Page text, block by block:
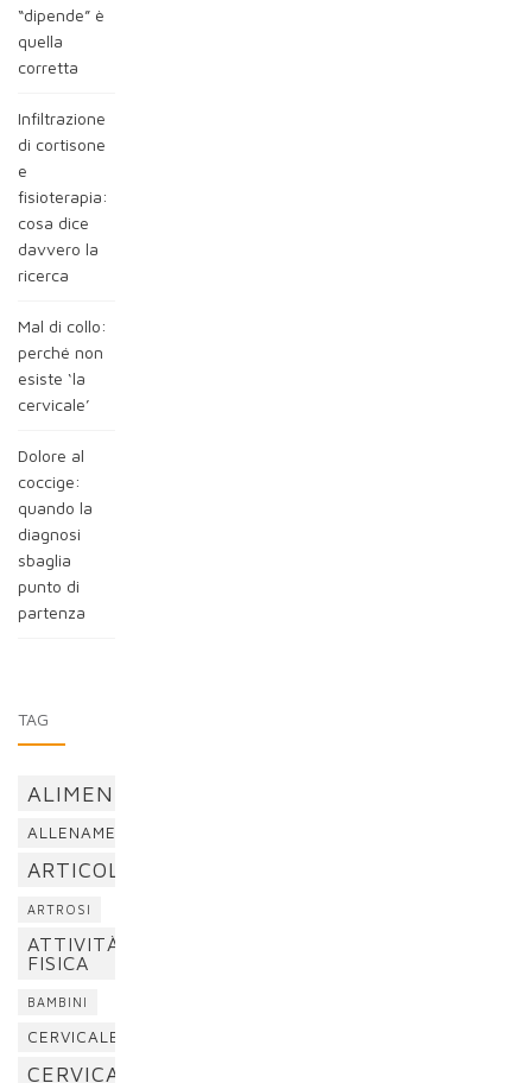
“dipende” è
quella
corretta
Infiltrazione
di cortisone
e
fisioterapia:
cosa dice
davvero la
ricerca
Mal di collo:
perché non
esiste ‘la
cervicale’
Dolore al
coccige:
quando la
diagnosi
sbaglia
punto di
partenza
TAG
ALIMENTAZIONE
ALLENAMENTO
ARTICOLAZIONI
ARTROSI
ATTIVITÀ
FISICA
BAMBINI
CERVICALE
CERVICALGIA